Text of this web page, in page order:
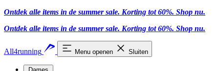
Ontdek alle items in de summer sale. Korting tot 60%. Shop nu.
Ontdek alle items in de summer sale. Korting tot 60%. Shop nu.
All4running Menu openen Sluiten